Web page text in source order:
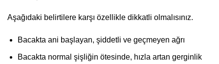
Aşağıdaki belirtilere karşı özellikle dikkatli olmalısınız.
Bacakta ani başlayan, şiddetli ve geçmeyen ağrı
Bacakta normal şişliğin ötesinde, hızla artan gerginlik